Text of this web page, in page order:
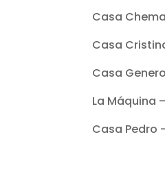
Casa
Casa
Casa
La Máquina
Casa Pedro